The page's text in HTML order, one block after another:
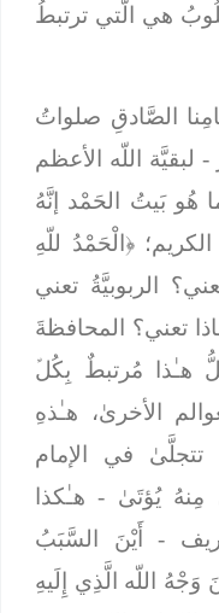
هي الَّتي ترتبطُ
الصَّادقِ صلواتُ
لبقيَّة اللّه الأعظم
هُو بَيتُ الحَمْد إنَّهُ
﴿الْحَمْدُ للّهِ
الربوبيَّةُ تعني
تعني؟ المحافظةَ
هـٰذا مُرتبطٌ بِكُلﱢ
الأخرىٰ، هـٰذهِ
تتجلَّىٰ في الإمام
يُؤتَىٰ- هـٰكذا
-
أَيْنَ السَّبَبُ
اللّه الَّذِي إِلَيهِ